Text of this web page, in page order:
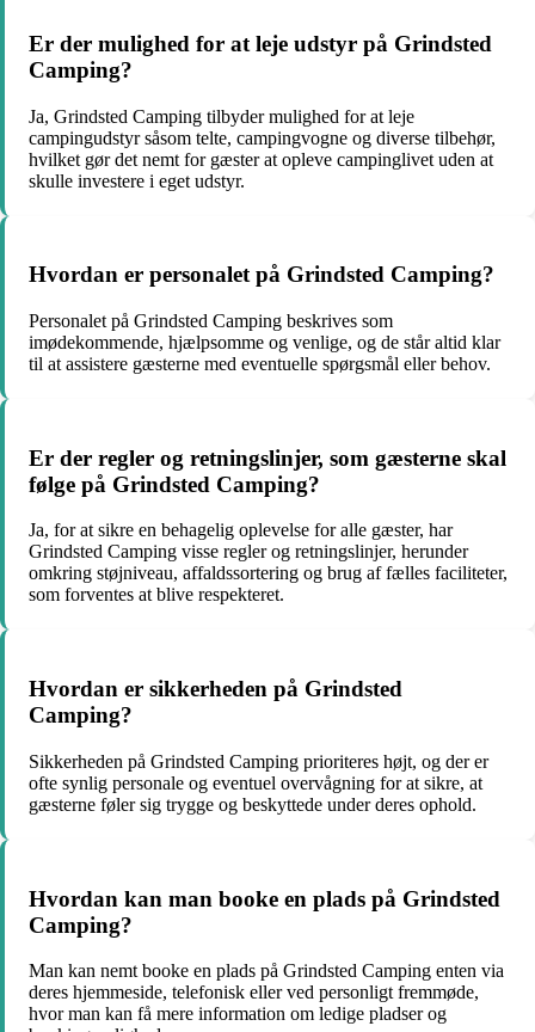
Er der mulighed for at leje udstyr på Grindsted
Camping?
Ja, Grindsted Camping tilbyder mulighed for at leje
campingudstyr såsom telte, campingvogne og diverse tilbehør,
hvilket gør det nemt for gæster at opleve campinglivet uden at
skulle investere i eget udstyr.
Hvordan er personalet på Grindsted Camping?
Personalet på Grindsted Camping beskrives som
imødekommende, hjælpsomme og venlige, og de står altid klar
til at assistere gæsterne med eventuelle spørgsmål eller behov.
Er der regler og retningslinjer, som gæsterne skal
følge på Grindsted Camping?
Ja, for at sikre en behagelig oplevelse for alle gæster, har
Grindsted Camping visse regler og retningslinjer, herunder
omkring støjniveau, affaldssortering og brug af fælles faciliteter,
som forventes at blive respekteret.
Hvordan er sikkerheden på Grindsted
Camping?
Sikkerheden på Grindsted Camping prioriteres højt, og der er
ofte synlig personale og eventuel overvågning for at sikre, at
gæsterne føler sig trygge og beskyttede under deres ophold.
Hvordan kan man booke en plads på Grindsted
Camping?
Man kan nemt booke en plads på Grindsted Camping enten via
deres hjemmeside, telefonisk eller ved personligt fremmøde,
hvor man kan få mere information om ledige pladser og